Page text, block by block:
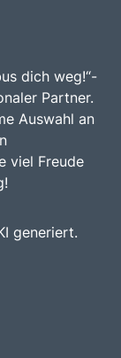
dich weg!“-
Partner.
Auswahl an
viel Freude
generiert.